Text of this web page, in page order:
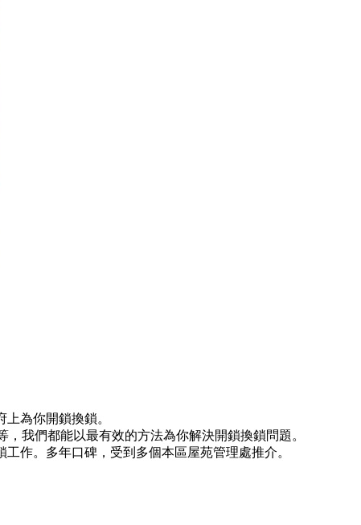
為你開鎖換鎖。
我們都能以最有效的方法為你解決開鎖換鎖問題。
作。多年口碑，受到多個本區屋苑管理處推介。